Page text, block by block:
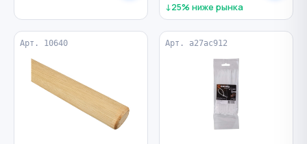
↓25% ниже рынка
Арт. 10640 Арт. a27ac912